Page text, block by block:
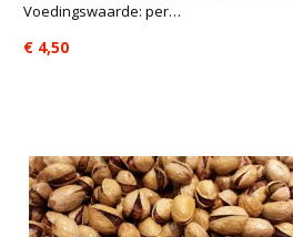
Voedingswaarde: per…
€ 4,50